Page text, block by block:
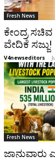
Fresh News
ಕೇಂದ್ರ
ವೇದಿಕೆ ಸಜ್ಜು!
V4newseditors -
Fresh News
ಜಾನುವಾರು